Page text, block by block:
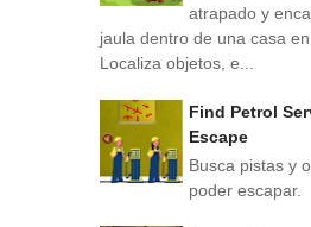
atrapado y
jaula dentro de una casa en
Localiza objetos, e...
Find Petrol
Escape
Busca pistas y
poder escapar.